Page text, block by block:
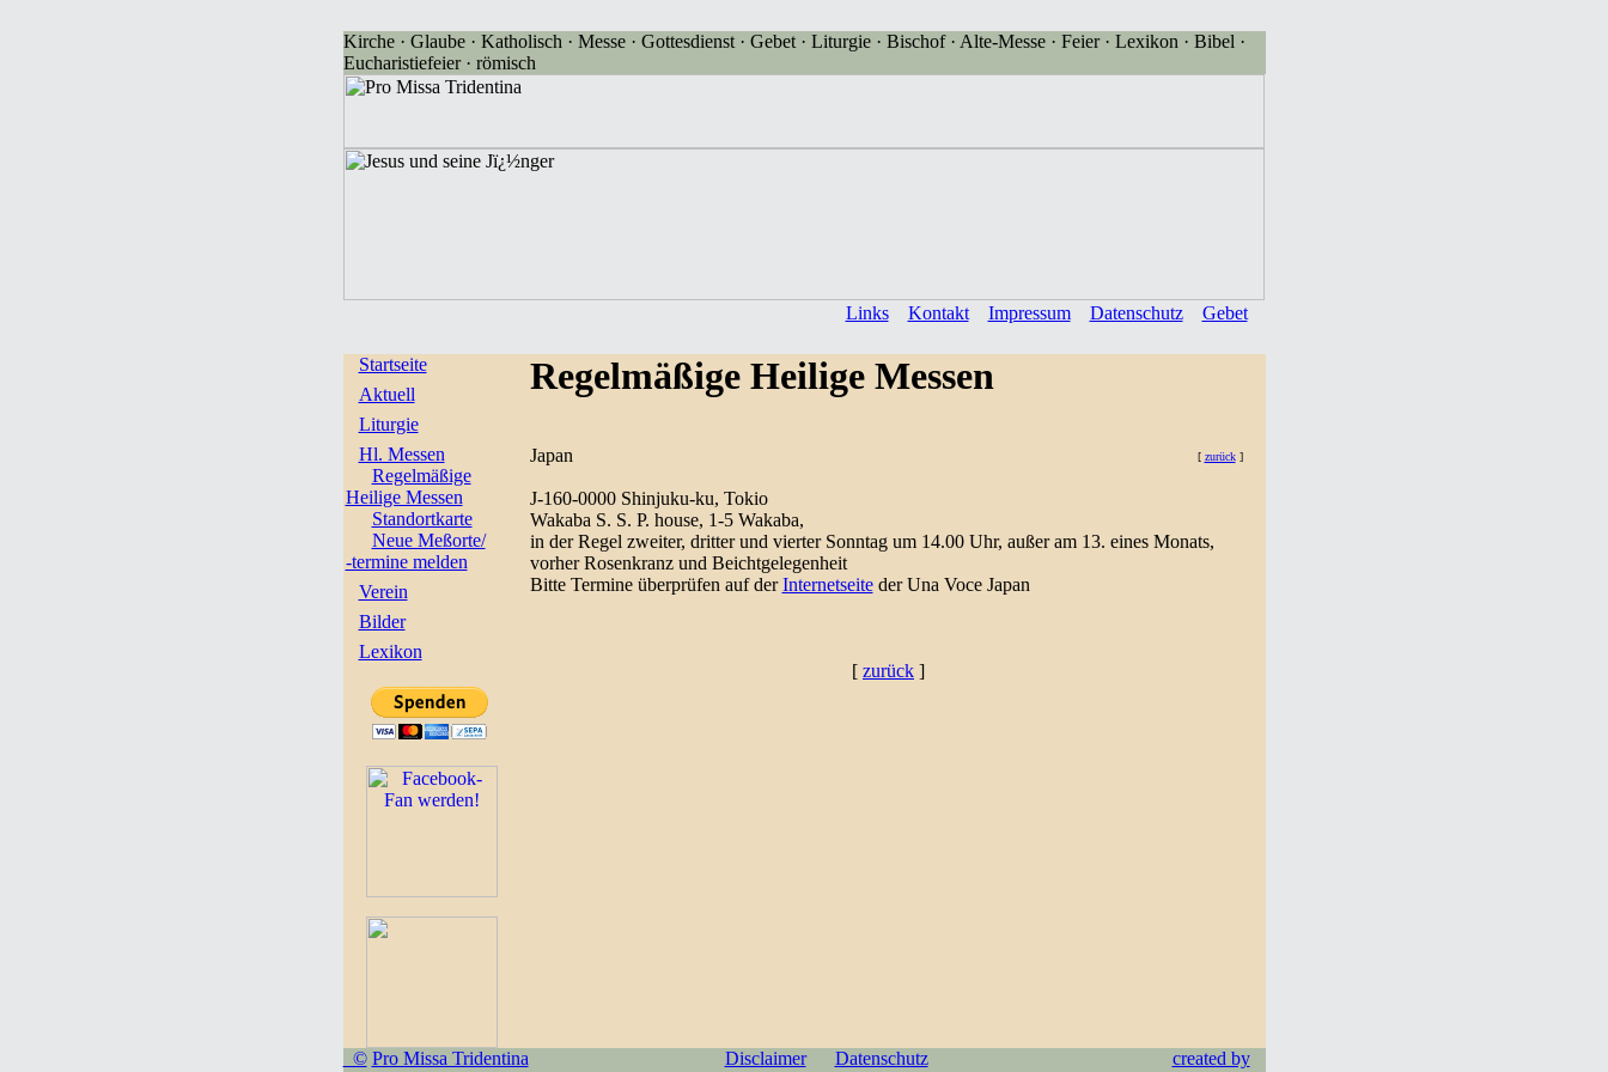
Kirche · Glaube · Katholisch · Messe · Gottesdienst · Gebet · Liturgie · Bischof · Alte-Messe · Feier · Lexikon · Bibel ·
Eucharistiefeier · römisch
Links Kontakt Impressum Datenschutz Gebet
Startseite
Aktuell
Liturgie
Hl. Messen
Regelmäßige
Heilige Messen
Standortkarte
Neue Meßorte/
-termine melden
Verein
Bilder
Lexikon
Regelmäßige Heilige Messen
[ zurück]
Japan
J-160-0000 Shinjuku-ku, Tokio
Wakaba S. S. P. house, 1-5 Wakaba,
in der Regel zweiter, dritter und vierter Sonntag um 14.00 Uhr, außer am 13. eines Monats,
vorher Rosenkranz und Beichtgelegenheit
Bitte Termine überprüfen auf derInternetseiteder Una Voce Japan
[ zurück ]
© Pro Missa Tridentina Disclaimer Datenschutz
created by